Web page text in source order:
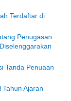
Terdaftar di
Penugasan
Tanda Penuaan
Ajaran